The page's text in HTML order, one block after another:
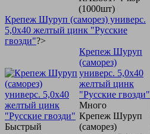
(1000шт)
Крепеж Шуруп (саморез) универс.
5,0х40 желтый цинк "Русские
гвозди"?>
Быстрый
Крепеж Шуруп
(саморез)
универс. 5,0х40
желтый цинк
"Русские гвозди"
Много
Крепеж Шуруп
(саморез)